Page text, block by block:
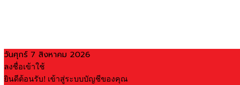
วันศุกร์ 7 สิงหาคม 2026
ลงชื่อเข้าใช้
ยินดีต้อนรับ! เข้าสู่ระบบบัญชีของคุณ